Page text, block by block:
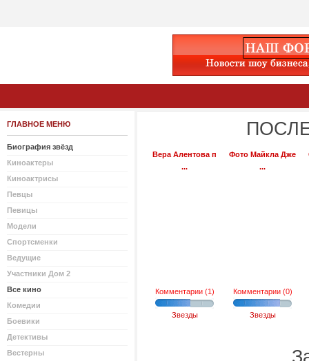
ГЛАВНОЕ МЕНЮ
Биография звёзд
Киноактеры
Киноактрисы
Певцы
Певицы
Модели
Спортсменки
Ведущие
Участники Дом 2
Все кино
Комедии
Боевики
Детективы
Вестерны
Вера Алентова п
...
Комментарии (1)
Звезды
Фото Майкла Дже
...
Комментарии (0)
Звезды